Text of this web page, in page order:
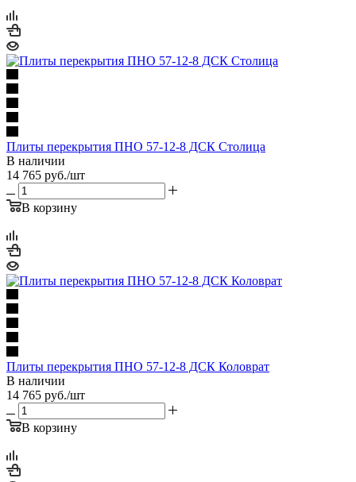
Плиты перекрытия ПНО 57-12-8 ДСК Столица
В наличии
14 765 руб./шт
В корзину
Плиты перекрытия ПНО 57-12-8 ДСК Коловрат
В наличии
14 765 руб./шт
В корзину